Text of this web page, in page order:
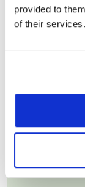
provided to
of their services.